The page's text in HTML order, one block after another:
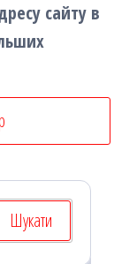
сайту в